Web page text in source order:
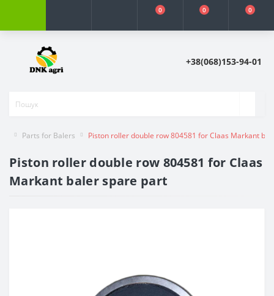
0 0 0
+38(068)153-94-01
Parts for Balers Piston roller double row 804581 for Claas Markant
Piston roller double row 804581 for Claas
Markant baler spare part